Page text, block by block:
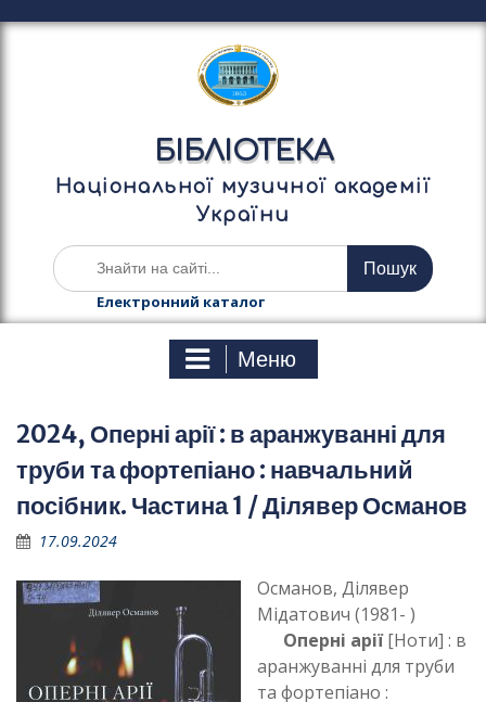
е
у
БІБЛІОТЕКА
Національної музичної академії
України
Ш
у
а
Електронний каталог
Меню
2024, Оперні арії : в аранжуванні для
труби та фортепіано : навчальний
посібник. Частина 1 / Ділявер Османов
17.09.2024
Османов, Ділявер
Мідатович (1981- )
Оперні арії[Ноти] : в
аранжуванні для труби
та фортепіано :